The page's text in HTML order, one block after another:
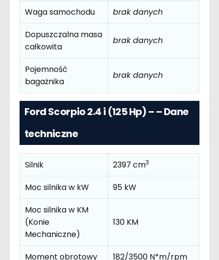
Waga samochodu
brak danych
Dopuszczalna masa
całkowita
brak danych
Pojemność
bagażnika
brak danych
Ford Scorpio 2.4 i (125 Hp) – – Dane
techniczne
Silnik 2397 cm3
Moc silnika w kW
95 kW
Moc silnika w KM
(Konie
Mechaniczne)
130 KM
Moment obrotowy
182/3500 N*m/rpm